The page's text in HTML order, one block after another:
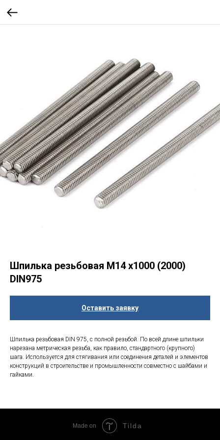
Шпилька резьбовая М14 х1000 (2000)
DIN975
Оставить заявку
Шпилька резьбовая DIN 975, с полной резьбой. По всей длине шпильки
нарезана метрическая резьба, как правило, стандартного (крупного)
шага. Используется для стягивания или соединения деталей и элементов
конструкций в строительстве и промышленности совместно с шайбами и
гайками.
Made on Tilda